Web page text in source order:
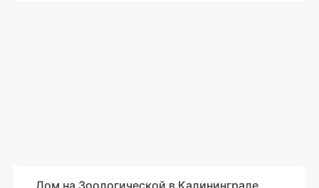
Дом на Зоологической в Калининграде